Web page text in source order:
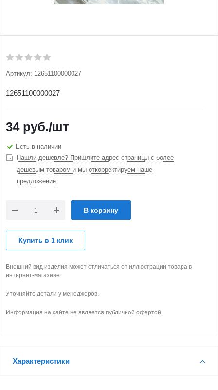
Артикул: 12651100000027
12651100000027
34руб./шт
Есть в наличии
Нашли дешевле? Пришлите адрес страницы с более
дешевым товаром и мы откорректируем наше
предложение.
В корзину
Купить в 1 клик
Внешний вид изделия может отличаться от иллюстрации товара в
интернет-магазине.
Уточняйте детали у менеджеров.
Информация на сайте не является публичной офертой.
Характеристики